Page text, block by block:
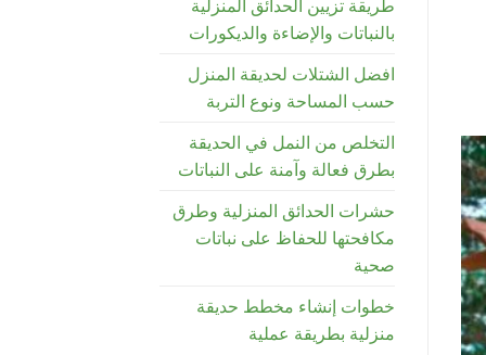
2025
مغلقة
طريقة تزيين الحدائق المنزلية
بالنباتات والإضاءة والديكورات
افضل الشتلات لحديقة المنزل
حسب المساحة ونوع التربة
التخلص من النمل في الحديقة
بطرق فعالة وآمنة على النباتات
حشرات الحدائق المنزلية وطرق
مكافحتها للحفاظ على نباتات
صحية
خطوات إنشاء مخطط حديقة
منزلية بطريقة عملية